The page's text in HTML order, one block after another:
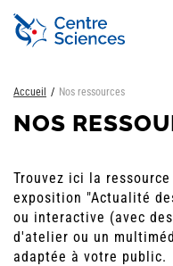
Aller
contenu
Accueil Nos ressources
NOS
Trouvez ici la
exposition "Actualité
ou interactive (avec
d'atelier ou un
adaptée à votre public.